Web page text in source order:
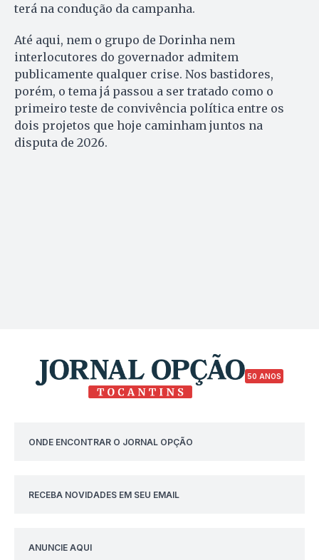
terá na condução da campanha.
Até aqui, nem o grupo de Dorinha nem
interlocutores do governador admitem
publicamente qualquer crise. Nos bastidores,
porém, o tema já passou a ser tratado como o
primeiro teste de convivência política entre os
dois projetos que hoje caminham juntos na
disputa de 2026.
50 ANOS
ONDE ENCONTRAR O JORNAL OPÇÃO
RECEBA NOVIDADES EM SEU EMAIL
ANUNCIE AQUI